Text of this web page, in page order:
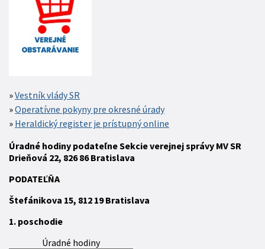
Vestník vlády SR
Operatívne pokyny pre okresné úrady
Heraldický register je prístupný online
Úradné hodiny podateľne Sekcie verejnej správy MV SR
Drieňová 22, 826 86 Bratislava
PODATEĽŇA
Štefánikova 15, 812 19Bratislava
1. poschodie
Úradné hodiny